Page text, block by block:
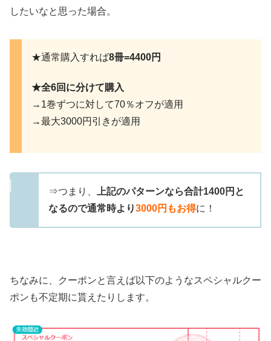
したいなと思った場合。
★通常購入すれば8冊=4400円
★全6回に分けて購入
→1巻ずつに対して70％オフが適用
→最大3000円引きが適用
⇒つまり、
上記のパターンなら合計1400円と
なるので通常時より3000円もお得に！
ちなみに、クーポンと言えば以下のようなスペシャルクー
ポンも不定期に貰えたりします。